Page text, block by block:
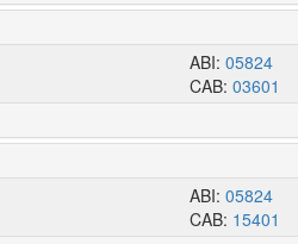
ABI: 05824
CAB: 03601
ABI: 05824
CAB: 15401